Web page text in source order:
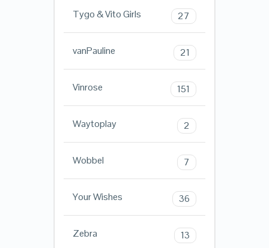
Tygo & Vito Girls 27
vanPauline 21
Vinrose 151
Waytoplay 2
Wobbel 7
Your Wishes 36
Zebra 13